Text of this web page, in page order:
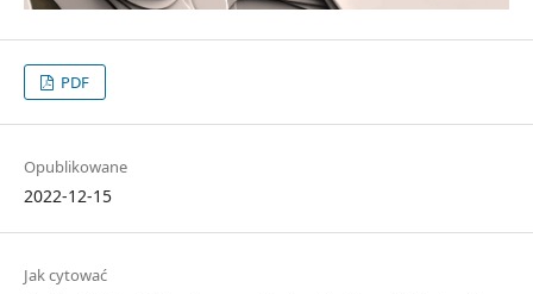
PDF
Opublikowane
2022-12-15
Jak cytować